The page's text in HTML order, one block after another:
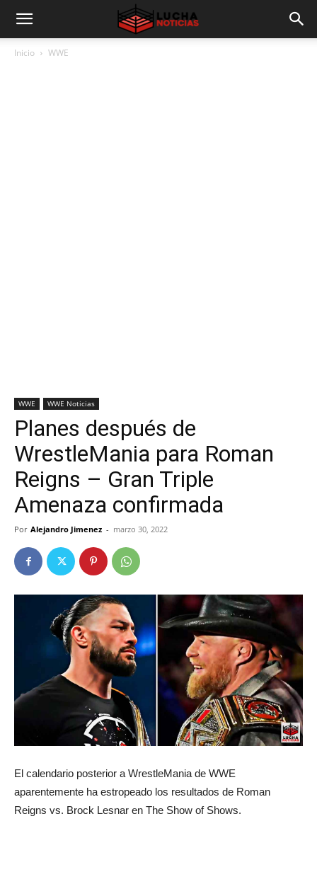
Inicio WWE
WWE WWE Noticias
Planes después de
WrestleMania para Roman
Reigns – Gran Triple
Amenaza confirmada
Por Alejandro Jimenez - marzo 30, 2022
El calendario posterior a WrestleMania de WWE
aparentemente ha estropeado los resultados de Roman
Reigns vs. Brock Lesnar en The Show of Shows.